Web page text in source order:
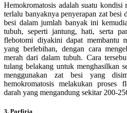
Hemokromatosis adalah suatu kondisi
terlalu banyaknya penyerapan zat besi
besi dalam jumlah banyak ini
tubuh, seperti jantung, hati, serta
flebotomi diyakini dapat membantu
yang berlebihan, dengan cara
merah dari dalam tubuh. Cara
tulang belakang untuk menghasilkan
menggunakan zat besi yang
hemokromatosis melakukan proses
darah yang mengandung sekitar 200-
3. Porfiria